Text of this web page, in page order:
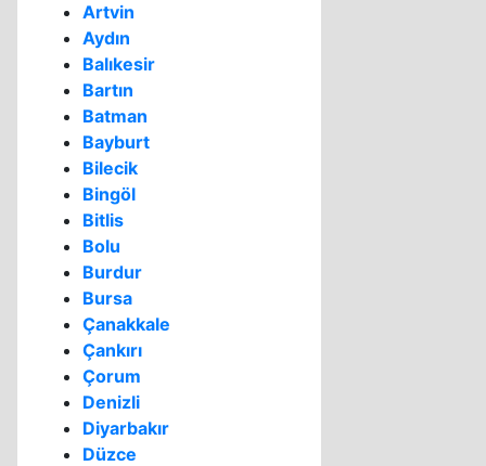
Artvin
Aydın
Balıkesir
Bartın
Batman
Bayburt
Bilecik
Bingöl
Bitlis
Bolu
Burdur
Bursa
Çanakkale
Çankırı
Çorum
Denizli
Diyarbakır
Düzce